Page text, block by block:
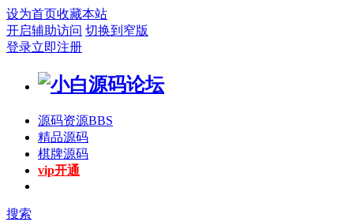
设为首页收藏本站
开启辅助访问 切换到窄版
登录立即注册
源码资源BBS
精品源码
棋牌源码
vip开通
搜索